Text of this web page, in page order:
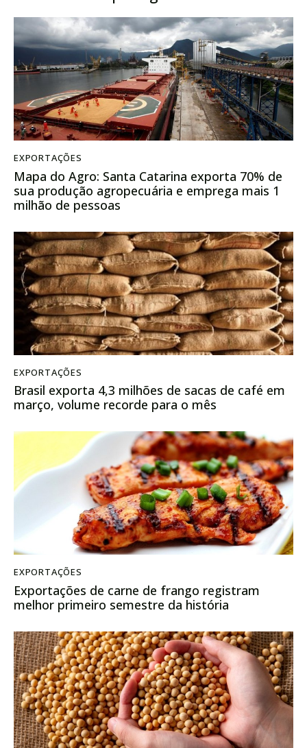
EXPORTAÇÕES
Mapa do Agro: Santa Catarina exporta 70% de
sua produção agropecuária e emprega mais 1
milhão de pessoas
EXPORTAÇÕES
Brasil exporta 4,3 milhões de sacas de café em
março, volume recorde para o mês
EXPORTAÇÕES
Exportações de carne de frango registram
melhor primeiro semestre da história